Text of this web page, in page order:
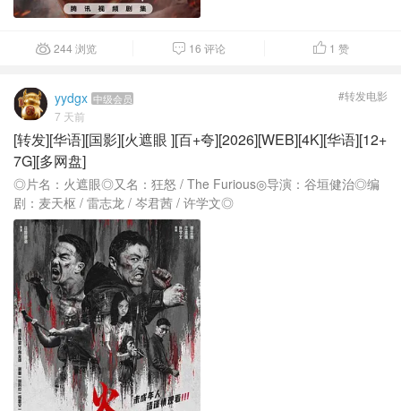
244 浏览  16 评论  1 赞
yydgx 中级会员
7 天前
#转发电影
[转发][华语][国影][火遮眼 ][百+夸][2026][WEB][4K][华语][12+
7G][多网盘]
◎片名：火遮眼◎又名：狂怒 / The Furious◎导演：谷垣健治◎编
剧：麦天枢 / 雷志龙 / 岑君茜 / 许学文◎